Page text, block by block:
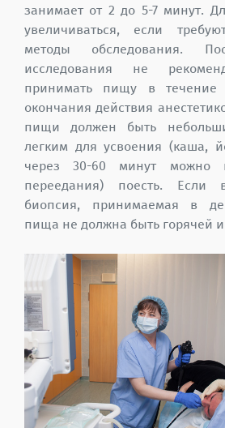
занимает от 2 до 5-7 минут.
увеличиваться, если
методы обследования.
исследования не
принимать пищу в
окончания действия
пищи должен быть
легким для усвоения (каша,
через 30-60 минут можно
переедания) поесть. Если
биопсия, принимаемая в
пища не должна быть горячей и